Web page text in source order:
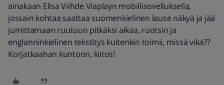
ainakaan Elisa Viihde Viaplayn mobiilisovelluksella,
jossain kohtaa saattaa suomenkielinen lause näkyä ja jää
jumittamaan ruutuun pitkäksi aikaa, ruotsin ja
englanninkielinen tekstitys kuitenkin toimii, missä vika??
Korjatkaahan kuntoon, kiitos!